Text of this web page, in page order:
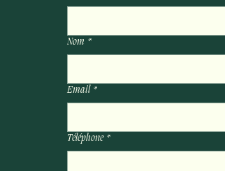
Nom *
Email *
Téléphone *